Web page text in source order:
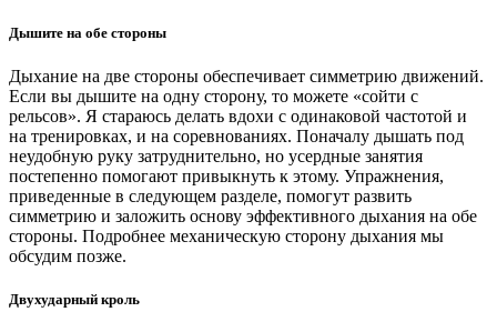
Дышите на обе стороны
Дыхание на две стороны обеспечивает симметрию движений.
Если вы дышите на одну сторону, то можете «сойти с
рельсов». Я стараюсь делать вдохи с одинаковой частотой и
на тренировках, и на соревнованиях. Поначалу дышать под
неудобную руку затруднительно, но усердные занятия
постепенно помогают привыкнуть к этому. Упражнения,
приведенные в следующем разделе, помогут развить
симметрию и заложить основу эффективного дыхания на обе
стороны. Подробнее механическую сторону дыхания мы
обсудим позже.
Двухударный кроль